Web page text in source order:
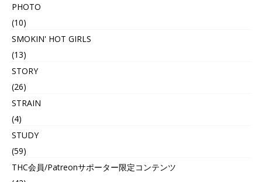
PHOTO
(10)
SMOKIN' HOT GIRLS
(13)
STORY
(26)
STRAIN
(4)
STUDY
(59)
THC会員/Patreonサポーター限定コンテンツ